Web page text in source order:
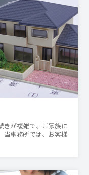
きが複雑で、ご家族に
当事務所では、お客様